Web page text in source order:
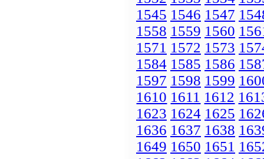
1545 1546 1547
1558 1559 1560
1571 1572 1573
1584 1585 1586
1597 1598 1599
1610 1611 1612
1623 1624 1625
1636 1637 1638
1649 1650 1651